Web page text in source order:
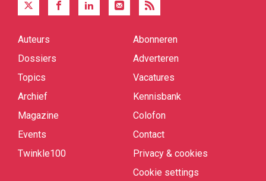
Quick
Auteurs
Dossiers
Topics
Archief
Magazine
Events
Twinkle100
Abonneren
Adverteren
Vacatures
Kennisbank
Colofon
Contact
Privacy & cookies
Cookie settings